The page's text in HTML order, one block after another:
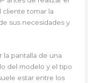
cliente tomar la
sus necesidades y
la pantalla de una
del modelo y el tipo
estar entre los